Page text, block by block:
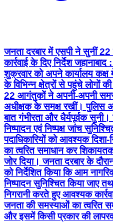
जनता दरबार में एसपी ने सुनीं 22
कार्रवाई के दिए निर्देश
शुक्रवार को अपने कार्यालय
के विभिन्न क्षेत्रों से पहुंचे लोगों
22 आगंतुकों ने अपनी-अपनी
अधीक्षक के समक्ष रखीं। पुलिस
बात गंभीरता और धैर्यपूर्वक
निष्पादन एवं निष्पक्ष जांच
पदाधिकारियों को आवश्यक दिशा-
का त्वरित समाधान कर
जोर दिया। जनता दरबार के
को निर्देशित किया कि आम
निष्पादन सुनिश्चित किया जाए
निगरानी करते हुए आवश्यक
जनता की समस्याओं का त्वरित
और इसमें किसी प्रकार की